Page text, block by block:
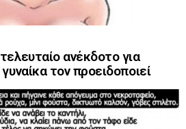
ανέκδοτο για
τον προειδοποιεί